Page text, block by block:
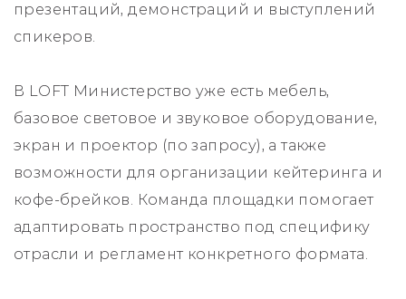
презентаций, демонстраций и выступлений
спикеров.
В LOFT Министерство уже есть мебель,
базовое световое и звуковое оборудование,
экран и проектор (по запросу), а также
возможности для организации кейтеринга и
кофе-брейков. Команда площадки помогает
адаптировать пространство под специфику
отрасли и регламент конкретного формата.